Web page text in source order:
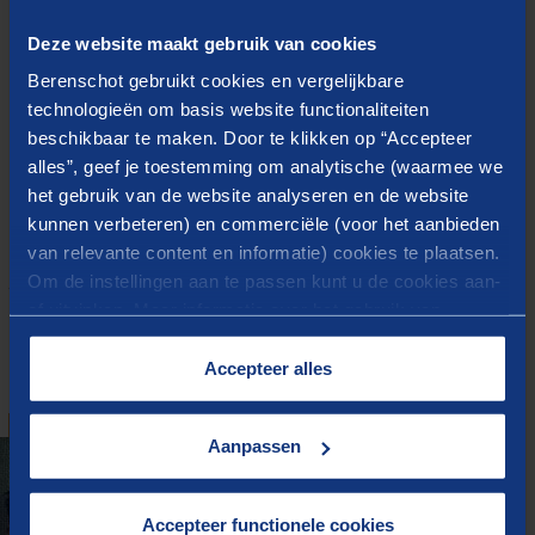
Deze website maakt gebruik van cookies
Berenschot gebruikt cookies en vergelijkbare
technologieën om basis website functionaliteiten
beschikbaar te maken. Door te klikken op “Accepteer
alles”, geef je toestemming om analytische (waarmee we
het gebruik van de website analyseren en de website
kunnen verbeteren) en commerciële (voor het aanbieden
van relevante content en informatie) cookies te plaatsen.
Om de instellingen aan te passen kunt u de cookies aan-
cookies op onze website treft u in onze
Accepteer alles
Aanpassen
Accepteer functionele cookies
bedrijfsvoering en technologie, en de implicaties
voor de toekomst van de zorg.
Delen van gesprekken en ervaring over processen
in de zorg tijdens Zorg&ICT 2024
Webinar terugkijken